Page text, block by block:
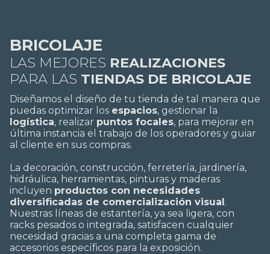
BRICOLAJE
LAS MEJORES REALIZACIONES
PARA LAS TIENDAS DE BRICOLAJE
Diseñamos el diseño de tu tienda de tal manera que
puedas optimizar los espacios, gestionar la
logística, realizar puntos focales, para mejorar en
última instancia el trabajo de los operadores y guiar
al cliente en sus compras.
La decoración, construcción, ferretería, jardinería,
hidráulica, herramientas, pinturas y maderas
incluyen productos con necesidades
diversificadas de comercialización visual.
Nuestras líneas de estantería, ya sea ligera, con
racks pesados o integrada, satisfacen cualquier
necesidad gracias a una completa gama de
accesorios específicos para la exposición.